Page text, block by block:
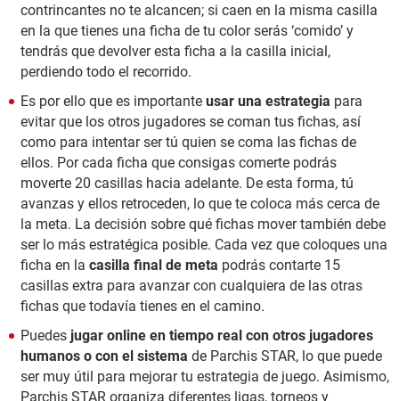
contrincantes no te alcancen; si caen en la misma casilla
en la que tienes una ficha de tu color serás ‘comido’ y
tendrás que devolver esta ficha a la casilla inicial,
perdiendo todo el recorrido.
Es por ello que es importante usar una estrategia para
evitar que los otros jugadores se coman tus fichas, así
como para intentar ser tú quien se coma las fichas de
ellos. Por cada ficha que consigas comerte podrás
moverte 20 casillas hacia adelante. De esta forma, tú
avanzas y ellos retroceden, lo que te coloca más cerca de
la meta. La decisión sobre qué fichas mover también debe
ser lo más estratégica posible. Cada vez que coloques una
ficha en la casilla final de meta podrás contarte 15
casillas extra para avanzar con cualquiera de las otras
fichas que todavía tienes en el camino.
Puedes jugar online en tiempo real con otros jugadores
humanos o con el sistema de Parchis STAR, lo que puede
ser muy útil para mejorar tu estrategia de juego. Asimismo,
Parchis STAR organiza diferentes ligas, torneos y